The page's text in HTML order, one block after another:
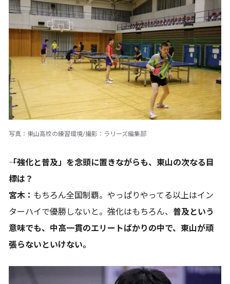
写真：東山高校の練習環境/撮影：ラリーズ編集部
――「強化と普及」を念頭に置きながらも、東山の次なる目
標は？
宮木： もちろん全国制覇。やっぱりやってる以上はイン
ターハイで優勝しないと。強化はもちろん、 普及という
意味でも、中高一貫のエリートばかりの中で、東山が頑
張らないといけない。